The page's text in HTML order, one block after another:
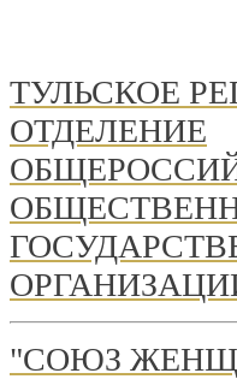
ТУЛЬСКОЕ
ОТДЕЛЕНИЕ
"СОЮЗ